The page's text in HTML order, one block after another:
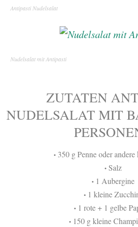
Antipasti Nudelsalat
Nudelsalat mit Antipasti
ZUTATEN
NUDELSALAT MIT
•350 g Penne oder andere
•Salz
•1 Aubergine
• 1 kleine
•1 rote + 1 gelbe
• 150 g kleine